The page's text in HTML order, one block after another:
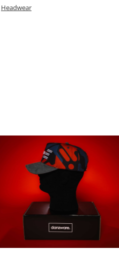
Headwear